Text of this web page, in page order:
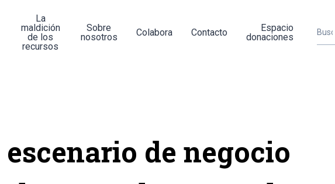
La
maldición
de los
recursos
Sobre
nosotros
Colabora Contacto
Espacio
donaciones
escenario de negocio